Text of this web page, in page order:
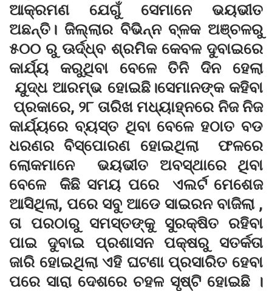
ଆକ୍ରମଣ ଯେଗୁଁ ସେମାନେ ଭୟଭୀତ
ଅଛନ୍ତି। ଜିଲ୍ଲାର ବିଭିନ୍ନ ବ୍ଳକ ଅଞ୍ଚଳରୁ
୫୦୦ ରୁ ଊର୍ଦ୍ଧ୍ବ ଶ୍ରମିକ କେବଳ ଦୁବାଇରେ
କାର୍ଯ୍ୟ କରୁଥିବା ବେଳେ ତିନି ଦିନ ହେଲା
ଯୁଦ୍ଧ ଆରମ୍ଭ ହୋଇଛି।ସେମାନଙ୍କ କହିବା
ପ୍ରକାରେ, ୨୮ ତାରିଖ ମଧ୍ୟାହ୍ନରେ ନିଜ ନିଜ
କାର୍ଯ୍ୟରେ ବ୍ୟସ୍ତ ଥିବା ବେଳେ ହଠାତ ବଡ
ଧରଣର ବିସ୍ପୋରଣ ହୋଇଥିଲା ଫଳରେ
ଲୋକମାନେ ଭୟଭୀତ ଅବସ୍ଥାରେ ଥିବା
ବେଳେ କିଛି ସମୟ ପରେ ଏଲର୍ଟ ମେଶେଜ
ଆସିଥିଲା, ପରେ ସବୁ ଆଡେ ସାଇରନ ବାଜିଲା ,
ତା ପରଠାରୁ ସମସ୍ତଙ୍କୁ ସୁରକ୍ଷିତ ରହିବା
ପାଇ ଦୁବାଇ ପ୍ରଶାସନ ପକ୍ଷରୁ ସତର୍କତା
ଜାରି ହୋଇଥିଲା ଏହି ଘଟଣା ପ୍ରସାରିତ ହେବା
ପରେ ସାରା ଦେଶରେ ଚହଳ ସୃଷ୍ଟି ହୋଇଛି ।